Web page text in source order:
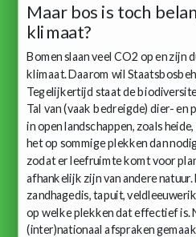
Maar bos is toch
klimaat?
Bomen slaan veel CO2 op en zijn
klimaat. Daarom wil
Tegelijkertijd staat de
Tal van (vaak bedreigde) dier- en
in open landschappen, zoals
het op sommige plekken dan
zodat er leefruimte komt voor
afhankelijk zijn van andere
zandhagedis, tapuit,
op welke plekken dat effectief is.
(inter)nationaal afspraken